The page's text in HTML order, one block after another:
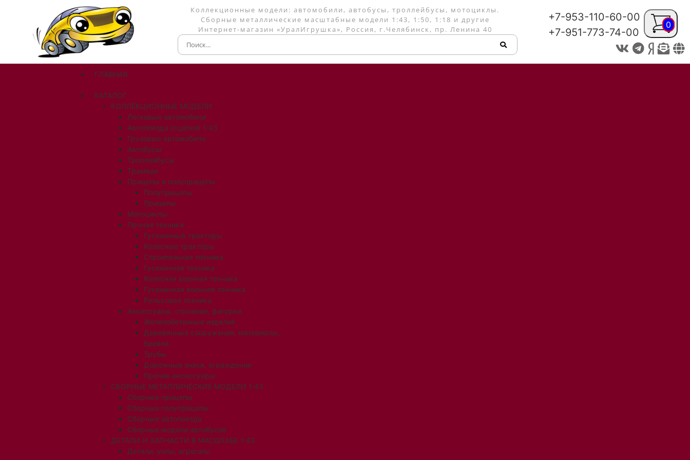
Коллекционные модели: автомобили, автобусы, троллейбусы, мотоциклы.
Сборные металлические масштабные модели 1:43, 1:50, 1:18 и другие
Интернет-магазин «УралИгрушка», Россия, г.Челябинск, пр. Ленина 40
+7-953-110-60-00
+7-951-773-74-00
ГЛАВНАЯ
КАТАЛОГ
КОЛЛЕКЦИОННЫЕ МОДЕЛИ
Легковые автомобили
Автопоезда (сцепки) 1:43
Грузовые автомобили
Автобусы
Троллейбусы
Трамваи
Прицепы и полуприцепы
Полуприцепы
Прицепы
Мотоциклы
Прочая техника
Гусеничные тракторы
Колесные тракторы
Строительная техника
Гусеничная техника
Колесная военная техника
Гусеничная военная техника
Рельсовая техника
Аксессуары, строения, фигурки
Железобетонные изделия
Деревянные сооружения, материалы,
бревна
Трубы
Дорожные знаки, ограждения
Прочие аксессуары
СБОРНЫЕ МЕТАЛЛИЧЕСКИЕ МОДЕЛИ 1:43
Сборные прицепы
Сборные полуприцепы
Сборные автопоезда
Сборные модели автобусов
ДЕТАЛИ И ЗАПЧАСТИ В МАСШТАБЕ 1:43
Детали, узлы, агрегаты
0